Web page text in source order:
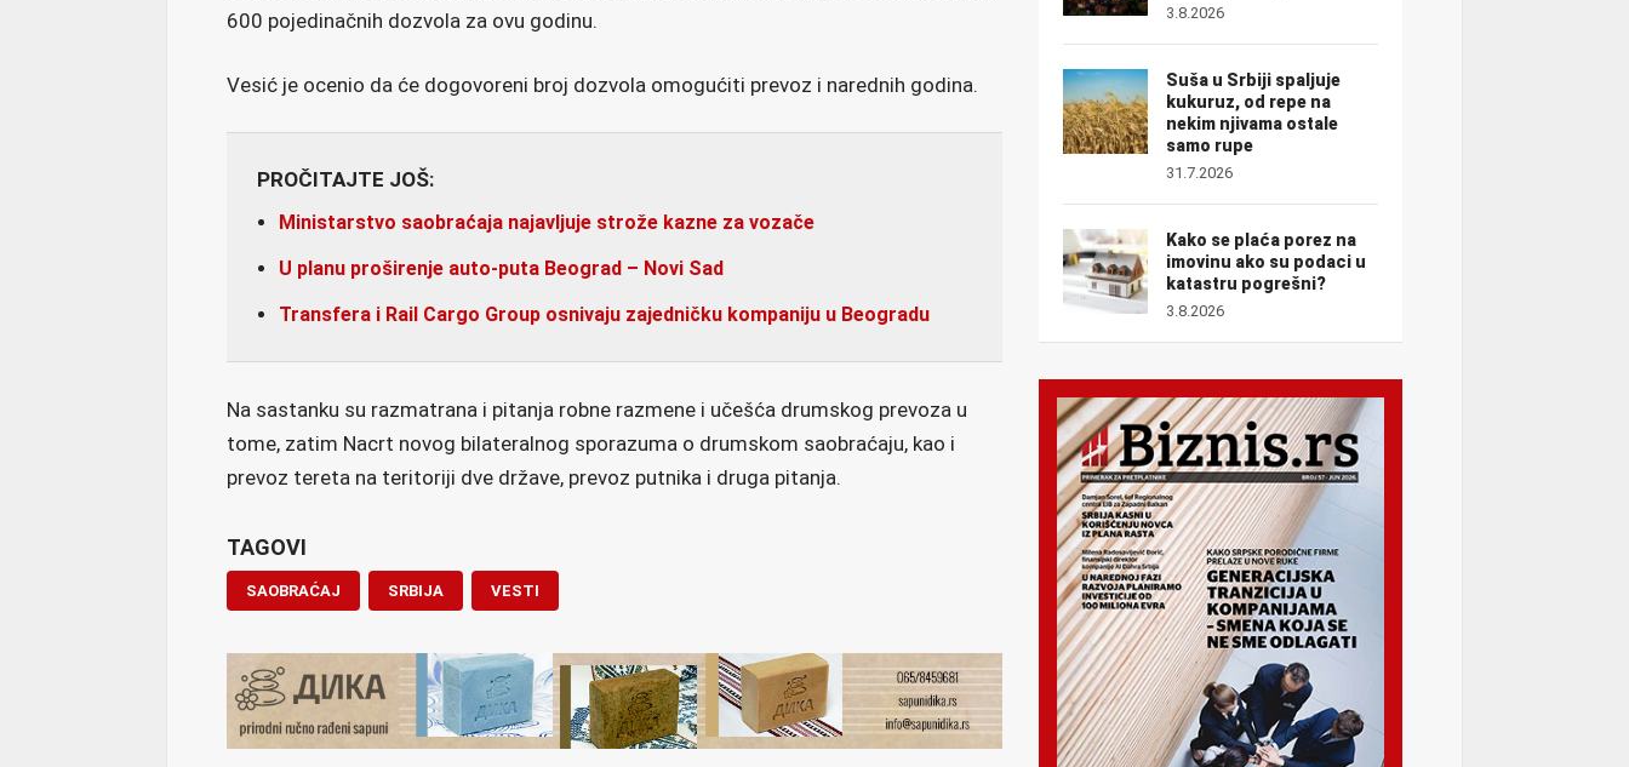
600 pojedinačnih dozvola za ovu godinu.
Vesić je ocenio da će dogovoreni broj dozvola omogućiti prevoz i narednih godina.
PROČITAJTE JOŠ:
Ministarstvo saobraćaja najavljuje strože kazne za vozače
U planu proširenje auto-puta Beograd – Novi Sad
Transfera i Rail Cargo Group osnivaju zajedničku kompaniju u Beogradu
Na sastanku su razmatrana i pitanja robne razmene i učešća drumskog prevoza u
tome, zatim Nacrt novog bilateralnog sporazuma o drumskom saobraćaju, kao i
prevoz tereta na teritoriji dve države, prevoz putnika i druga pitanja.
TAGOVI
SAOBRAĆAJ SRBIJA VESTI
3.8.2026
Suša u Srbiji spaljuje
kukuruz, od repe na
nekim njivama ostale
samo rupe
31.7.2026
Kako se plaća porez na
imovinu ako su podaci u
katastru pogrešni?
3.8.2026